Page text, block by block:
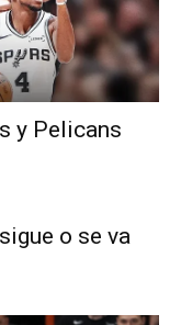
y Pelicans
o se va